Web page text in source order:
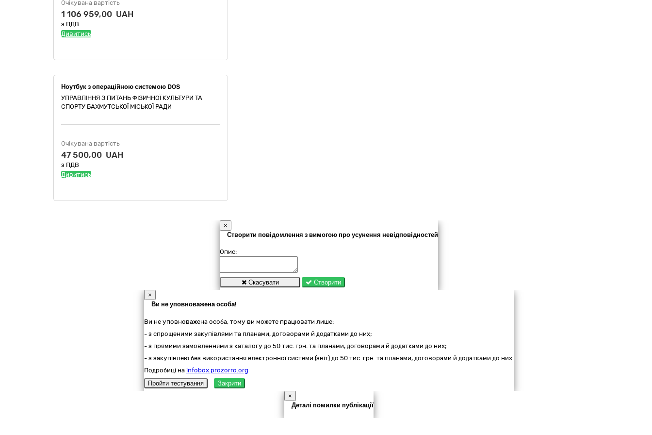
Очікувана вартість
1 106 959,00 UAH
з ПДВ
Дивитись
Ноутбук з операційною системою DOS
УПРАВЛІННЯ З ПИТАНЬ ФІЗИЧНОЇ КУЛЬТУРИ ТА
СПОРТУ БАХМУТСЬКОЇ МІСЬКОЇ РАДИ
Очікувана вартість
47 500,00 UAH
з ПДВ
Дивитись
×
Створити повідомлення з вимогою про усунення невідповідностей
Опис:
Скасувати
Створити
×
Ви не уповноважена особа!
Ви не уповноважена особа, тому ви можете працювати лише:
- з спрощеними закупівлями та планами, договорами й додатками до них;
- з прямими замовленнями з каталогу до 50 тис. грн. та планами, договорами й додатками до них;
- з закупівлею без використання електронної системи (звіт) до 50 тис. грн. та планами, договорами й додатками до них.
Подробиці на infobox.prozorro.org
Пройти тестування
Закрити
×
Деталі помилки публікації